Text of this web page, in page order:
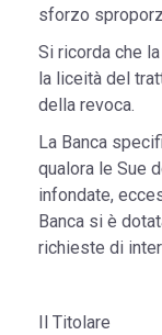
sforzo
Si ricorda che
la liceità del
della revoca.
La Banca
qualora le Sue
infondate,
Banca si è
richieste di
Il Titolare